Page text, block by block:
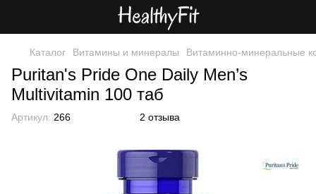
Каталог Витамины и минералы Витаминно-минеральные
Puritan's Pride One Daily Men’s
Multivitamin 100 таб
Артикул: 266 2 отзыва